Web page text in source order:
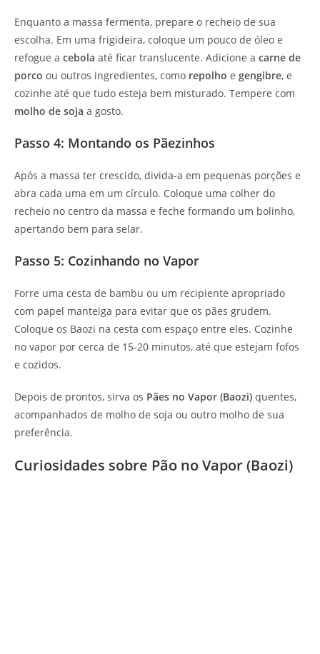
Enquanto a massa fermenta, prepare o recheio de sua
escolha. Em uma frigideira, coloque um pouco de óleo e
refogue a cebola até ficar translucente. Adicione a carne de
porco ou outros ingredientes, como repolho e gengibre, e
cozinhe até que tudo esteja bem misturado. Tempere com
molho de soja a gosto.
Passo 4: Montando os Pãezinhos
Após a massa ter crescido, divida-a em pequenas porções e
abra cada uma em um círculo. Coloque uma colher do
recheio no centro da massa e feche formando um bolinho,
apertando bem para selar.
Passo 5: Cozinhando no Vapor
Forre uma cesta de bambu ou um recipiente apropriado
com papel manteiga para evitar que os pães grudem.
Coloque os Baozi na cesta com espaço entre eles. Cozinhe
no vapor por cerca de 15-20 minutos, até que estejam fofos
e cozidos.
Depois de prontos, sirva os Pães no Vapor (Baozi) quentes,
acompanhados de molho de soja ou outro molho de sua
preferência.
Curiosidades sobre Pão no Vapor (Baozi)